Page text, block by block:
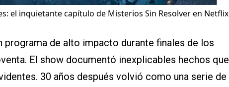
el inquietante capítulo de Misterios Sin Resolver en Netflix
programa de alto impacto durante finales de los
El show documentó inexplicables hechos que
30 años después volvió como una serie de